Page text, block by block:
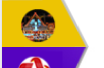
Đắk Lắk rà soát, điều chỉnh Đề án 190
về phát triển nuôi trồng thủy sản
Phó Chủ tịch UBND tỉnh Đắk Lắk
Trương Công Thái kiểm tra thực địa
Dự án cao tốc Khánh Hòa - Buôn Ma
Thuột